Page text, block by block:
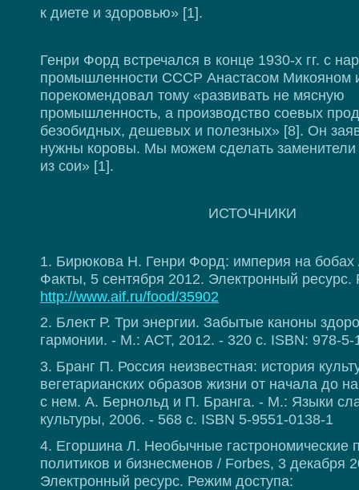
к диете и здоровью» [1].
Генри Форд встречался в конце 1930-х гг. с
промышленности СССР Анастасом Микояном
порекомендовал тому «развивать не мясную
промышленность, а производство соевых
безобидных, дешевых и полезных» [8]. Он
нужны коровы. Мы можем сделать
из сои» [1].
ИСТОЧНИКИ
1. Бирюкова Н. Генри Форд: империя на бобах
Факты, 5 сентября 2012. Электронный ресурс.
http://www.aif.ru/food/35902
2. Блект Р. Три энергии. Забытые каноны
гармонии. - М.: АСТ, 2012. - 320 с. ISBN: 978-5-
3. Бранг П. Россия неизвестная: история
вегетарианских образов жизни от начала до
с нем. А. Бернольд и П. Бранга. - М.: Языки
культуры, 2006. - 568 с. ISBN 5-9551-0138-1
4. Егоршина Л. Необычные гастрономические
политиков и бизнесменов / Forbes, 3 декабря
Электронный ресурс. Режим доступа: